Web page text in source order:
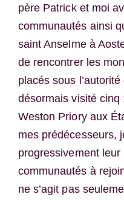
père Patrick et moi
communautés ainsi
saint Anselme à
de rencontrer les
placés sous l’autorité
désormais visité
Weston Priory aux
mes prédécesseurs,
progressivement
communautés à
ne s’agit pas